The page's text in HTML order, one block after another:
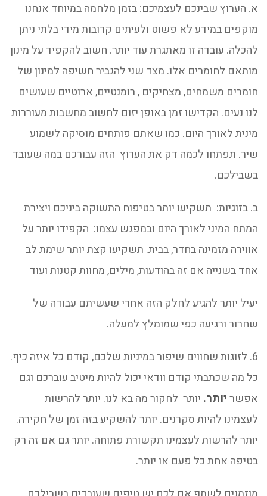
א. הערוץ שבינכם לעצמיכם: בזמן מלחמה במיוחד אנחנו
מוקפים במידע לא פשוט ולעיתים קרובות מידי בלתי ניתן
להכלה. עובדה זו מאתגרת עוד יותר. חשוב להקפיד על מינון
מותאם לחומרים אלו. מצד שני להגביר חשיפה למינון של
חומרים משמחים, מצחיקים , רומנטיים, ארוטיים שעושים
לנו נעים. הקדישו זמן באופן יזום לחשוב מחשבות מעוררות
מינית לאורך היום. כמו שאתם פותחים מוסיקה לשמוע
שיר. תפתחו לכמה דק את הערוץ הזה עבורכם במה שעובד
בשבילכם.
ב. בזוגיות: תשקיעו יותר בטיפוח התשוקה ביניכם ויצירת
המתח המיני לאורך היום ובמפגש עצמו: הקפידו יותר על
אווירה מזמינה בחדר, בבית. תשקיעו קצת יותר שימת לב
אחד בשנייה אם זה בהודעות, מילים, מחוות קטנות ועוד
יעיל יותר להגיע לחלק הזה אחרי שעשיתם עבודה של
שחרור ורגיעה כפי שמומלץ למעלה.
6. לזוגות שחווים שיפור במיניות שלכם, קודם כל איזה כיף.
כל מה שכתבתי קודם וודאי יכול להיות מיטיב עוברכם וגם
אפשריותר. יותר לחקור מה בא לנו. יותר להרשות
לעצמינו להיות סקרנים. יותר להשקיע בזה זמן של חקירה.
יותר להרשות לעצמינו תקשורת פתוחה. יותר גם אם זה רק
בטיפה אחת כל פעם או יותר.